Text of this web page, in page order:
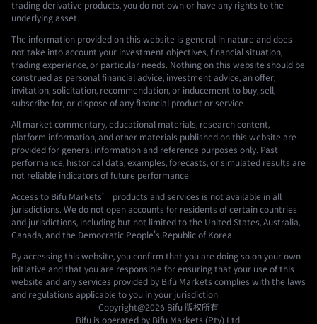
trading derivative products, you do not own or have any rights to the
underlying asset.
The information provided on this website is general in nature and does
not take into account your investment objectives, financial situation,
trading experience, or particular needs. Nothing on this website should be
construed as personal financial advice, investment advice, an offer,
invitation, solicitation, recommendation, or inducement to buy, sell,
subscribe for, or dispose of any financial product or service.
All market commentary, educational materials, research content,
platform information, and other materials published on this website are
provided for general information and reference purposes only. Past
performance, historical data, examples, forecasts, or simulated results are
not reliable indicators of future performance.
Access to Bifu Markets’ products and services is not available in all
jurisdictions. We do not open accounts for residents of certain countries
and jurisdictions, including but not limited to the United States, Australia,
Canada, and the Democratic People's Republic of Korea.
By accessing this website, you confirm that you are doing so on your own
initiative and that you are responsible for ensuring that your use of this
website and any services provided by Bifu Markets complies with the laws
and regulations applicable to you in your jurisdiction.
Copyright@2026 Bifu 版权所有
Bifu is operated by Bifu Markets (Pty) Ltd.